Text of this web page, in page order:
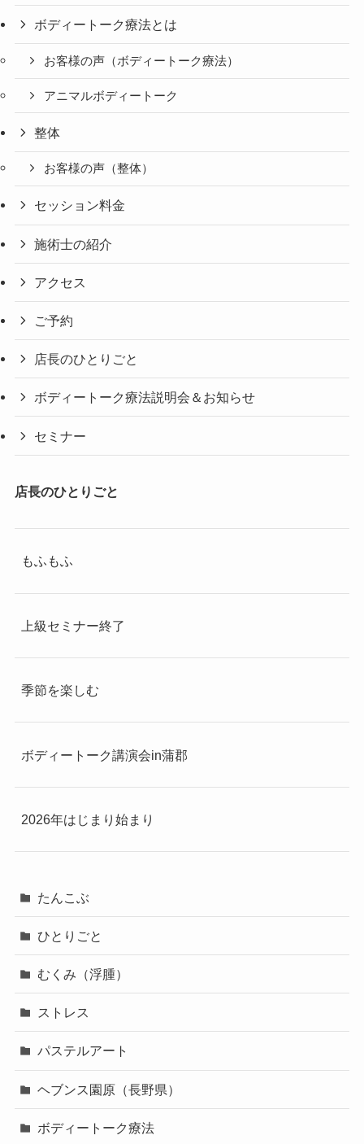
ボディートーク療法とは
お客様の声（ボディートーク療法）
アニマルボディートーク
整体
お客様の声（整体）
セッション料金
施術士の紹介
アクセス
ご予約
店長のひとりごと
ボディートーク療法説明会＆お知らせ
セミナー
店長のひとりごと
もふもふ
上級セミナー終了
季節を楽しむ
ボディートーク講演会in蒲郡
2026年はじまり始まり
たんこぶ
ひとりごと
むくみ（浮腫）
ストレス
パステルアート
ヘブンス園原（長野県）
ボディートーク療法